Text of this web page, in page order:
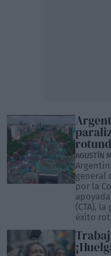
AGUSTÍN
general
por la
(CTA),
éxito